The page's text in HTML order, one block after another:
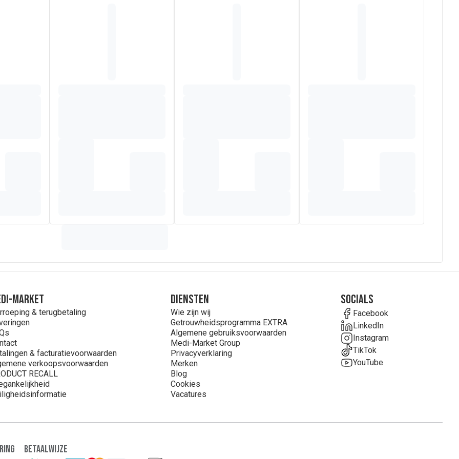
MARKET
& terugbetaling
& facturatievoorwaarden
verkoopsvoorwaarden
RECALL
Diensten
Wie zijn wij
Getrouwheidsprogramma EXTRA
Algemene gebruiksvoorwaarden
Medi-Market Group
Privacyverklaring
Merken
Blog
Cookies
Vacatures
Socials
Facebook
LinkedIn
Instagram
TikTok
YouTube
Betaalwijze